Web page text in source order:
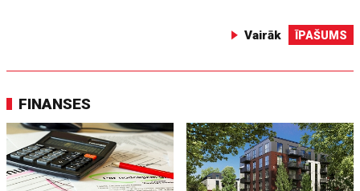
Vairāk ĪPAŠUMS
FINANSES